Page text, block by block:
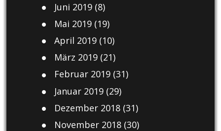
Juni 2019(8)
Mai 2019(19)
April 2019(10)
März 2019(21)
Februar 2019(31)
Januar 2019(29)
Dezember 2018(31)
November 2018(30)